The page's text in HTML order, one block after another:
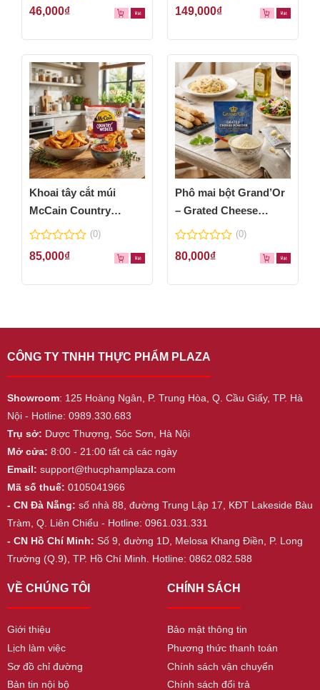
0
out
5
46,000₫
0
out
5
149,000₫
Khoai tây cắt múi
McCain Country
Wedges 600g
0
out
5
(0)
85,000₫
Phô mai bột Grand’Or
– Grated Cheese
Powder 100g
0
out
5
(0)
80,000₫
CÔNG TY TNHH THỰC PHẨM PLAZA
Showroom: 125 Hoàng Ngân, P. Trung Hòa, Q. Cầu Giấy, TP. Hà
Nội - Hotline: 0989.330.683
Trụ sở: Dược Thượng, Sóc Sơn, Hà Nội
Mở cửa: 8:00 - 21:00 tất cả các ngày
Email: support@thucphamplaza.com
Mã số thuế: 0105041966
- CN Đà Nẵng: số nhà 88, đường Trung Lập 17, KĐT Lakeside Bàu
Tràm, Q. Liên Chiểu - Hotline: 0961.031.331
- CN Hồ Chí Minh: Số 9, đường 1D, Melosa Khang Điền, P. Long
Trường (Q.9), TP. Hồ Chí Minh. Hotline: 0862.082.588
VỀ CHÚNG TÔI
Giới thiệu
Lịch làm việc
Sơ đồ chỉ đường
Bản tin nội bộ
CHÍNH SÁCH
Bảo mật thông tin
Phương thức thanh toán
Chính sách vận chuyển
Chính sách đổi trả